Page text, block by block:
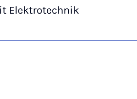
Elektrotechnik